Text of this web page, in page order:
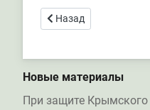
Предыдущий:
Назад
Новые материалы
При защите